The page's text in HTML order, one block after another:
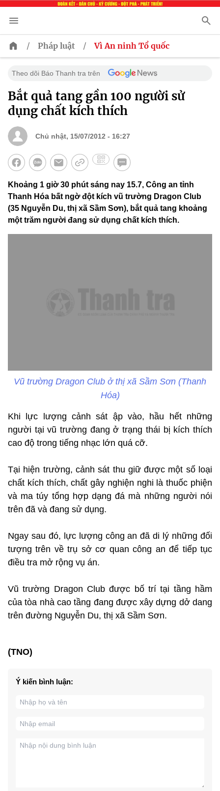
/ Pháp luật / Vì An ninh Tổ quốc
Theo dõi Báo Thanh tra trên
Bắt quả tang gần 100 người sử
dụng chất kích thích
Chủ nhật, 15/07/2012 - 16:27
Khoảng 1 giờ 30 phút sáng nay 15.7, Công an tỉnh
Thanh Hóa bất ngờ đột kích vũ trường Dragon Club
(35 Nguyễn Du, thị xã Sầm Sơn), bắt quả tang khoảng
một trăm người đang sử dụng chất kích thích.
Vũ trường Dragon Club ở thị xã Sầm Sơn (Thanh
Hóa)
Khi lực lượng cảnh sát ập vào, hầu hết những
người tại vũ trường đang ở trạng thái bị kích thích
cao độ trong tiếng nhạc lớn quá cỡ.
Tại hiện trường, cảnh sát thu giữ được một số loại
chất kích thích, chất gây nghiện nghi là thuốc phiện
và ma túy tổng hợp dạng đá mà những người nói
trên đã và đang sử dụng.
Ngay sau đó, lực lượng công an đã di lý những đối
tượng trên về trụ sở cơ quan công an để tiếp tục
điều tra mở rộng vụ án.
Vũ trường Dragon Club được bố trí tại tầng hầm
của tòa nhà cao tầng đang được xây dựng dở dang
trên đường Nguyễn Du, thị xã Sầm Sơn.
(TNO)
Ý kiến bình luận: